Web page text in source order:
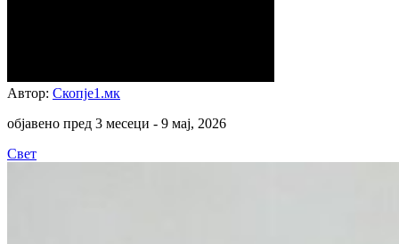
Автор: Скопје1.мк
објавено пред 3 месеци - 9 мај, 2026
Свет